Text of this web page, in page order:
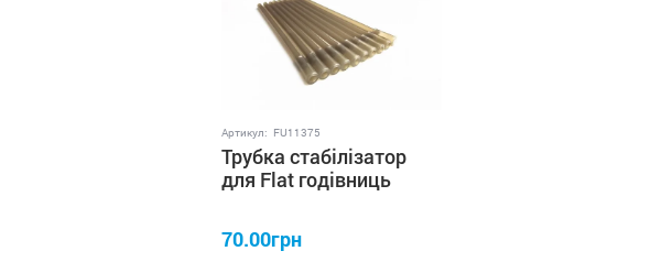
Артикул: FU11375
Трубка стабілізатор
для Flat годівниць
70.00грн